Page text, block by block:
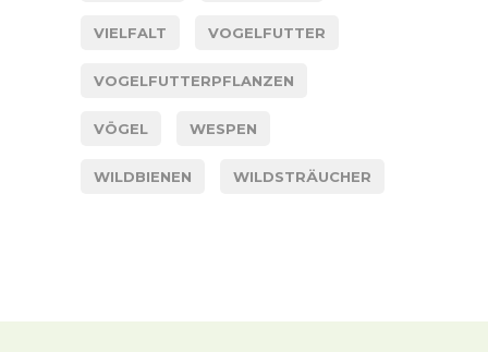
VIELFALT VOGELFUTTER
VOGELFUTTERPFLANZEN
VÖGEL WESPEN
WILDBIENEN WILDSTRÄUCHER